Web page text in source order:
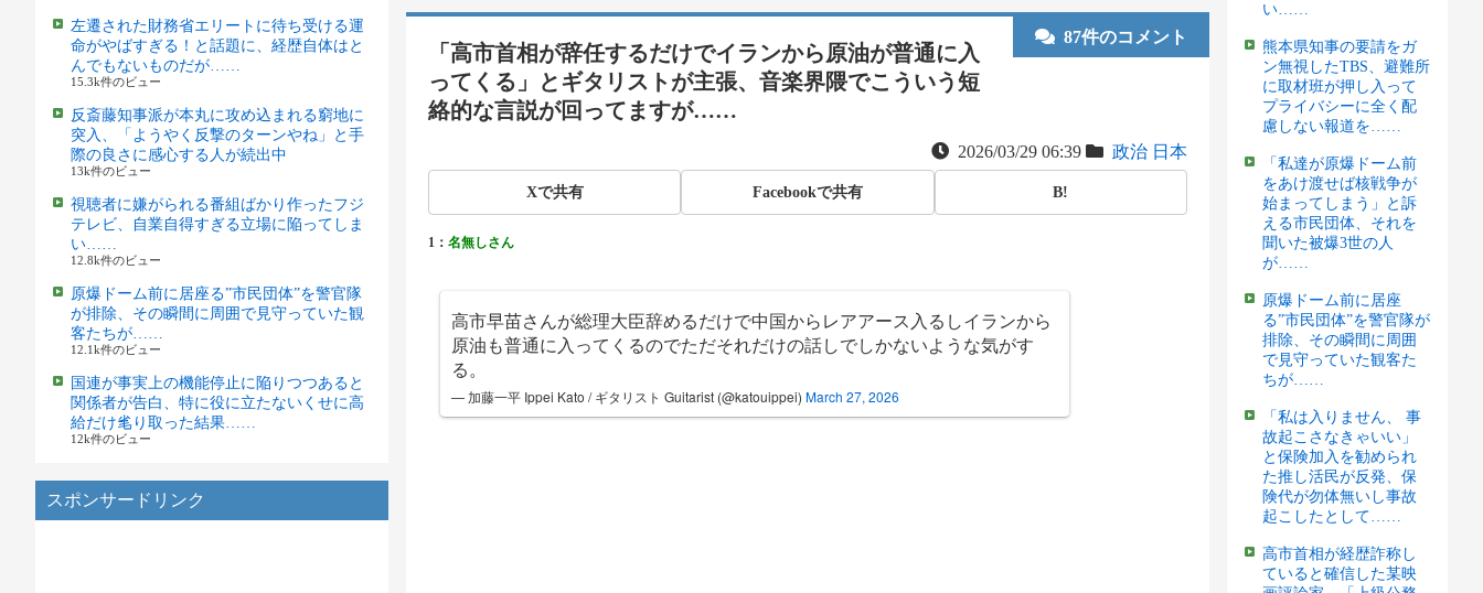
左遷された財務省エリートに待ち受ける運
命がやばすぎる！と話題に、経歴自体はと
んでもないものだが……
15.3k件のビュー
反斎藤知事派が本丸に攻め込まれる窮地に
突入、「ようやく反撃のターンやね」と手
際の良さに感心する人が続出中
13k件のビュー
視聴者に嫌がられる番組ばかり作ったフジ
テレビ、自業自得すぎる立場に陥ってしま
い……
12.8k件のビュー
原爆ドーム前に居座る”市民団体”を警官隊
が排除、その瞬間に周囲で見守っていた観
客たちが……
12.1k件のビュー
国連が事実上の機能停止に陥りつつあると
関係者が告白、特に役に立たないくせに高
給だけ毟り取った結果……
12k件のビュー
スポンサードリンク
87件のコメント
「高市首相が辞任するだけでイランから原油が普通に入
ってくる」とギタリストが主張、音楽界隈でこういう短
絡的な言説が回ってますが……
2026/03/29 06:39 政治 日本
Xで共有 Facebookで共有 B!
1： 名無しさん
高市早苗さんが総理大臣辞めるだけで中国からレアアース入るしイランから
原油も普通に入ってくるのでただそれだけの話しでしかないような気がす
る。
— 加藤一平 Ippei Kato / ギタリスト Guitarist (@katouippei) March 27, 2026
い……
熊本県知事の要請をガ
ン無視したTBS、避難所
に取材班が押し入って
プライバシーに全く配
慮しない報道を……
「私達が原爆ドーム前
をあけ渡せば核戦争が
始まってしまう」と訴
える市民団体、それを
聞いた被爆3世の人
が……
原爆ドーム前に居座
る”市民団体”を警官隊が
排除、その瞬間に周囲
で見守っていた観客た
ちが……
「私は入りません、 事
故起こさなきゃいい」
と保険加入を勧められ
た推し活民が反発、保
険代が勿体無いし事故
起こしたとして……
高市首相が経歴詐称し
ていると確信した某映